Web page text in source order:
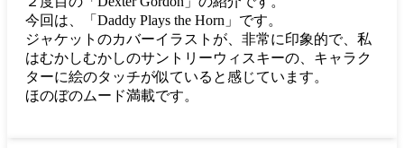
今回は、「Daddy Plays the Horn」です。
ジャケットのカバーイラストが、非常に印象的で、私
はむかしむかしのサントリーウィスキーの、キャラク
ターに絵のタッチが似ていると感じています。
ほのぼのムード満載です。